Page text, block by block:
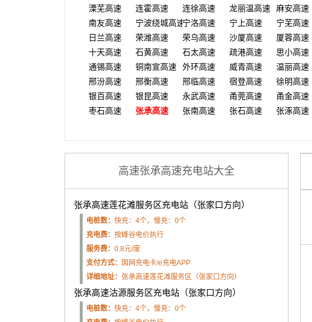
溧芜高速
连霍高速 连徐高速 龙丽温高速 麻安高速
南友高速
宁波绕城高速宁洛高速 宁上高速 宁芜高速
日兰高速
荣潍高速 荣乌高速 沙厦高速 厦蓉高速
十天高速
石黄高速 石太高速 疏港高速 思小高速
通锡高速
铜南宣高速 外环高速 威青高速 温丽高速
邢汾高速
邢衡高速 邢临高速 宿登高速 徐明高速
银百高速
银昆高速 永武高速 甬莞高速 甬金高速
枣石高速
张承高速 张南高速 张石高速 张涿高速
高速张承高速充电站大全
张承高速莲花滩服务区充电站（张家口方向）
电桩数： 快充：4个，慢充：0个
充电费： 按峰谷电价执行
服务费： 0.8元/度
支付方式：
国网充电卡/e充电APP
详细地址： 张承高速莲花滩服务区（张家口方向）
张承高速沽源服务区充电站（张家口方向）
电桩数： 快充：4个，慢充：0个